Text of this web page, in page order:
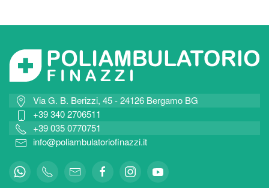
Via G. B. Berizzi, 45 - 24126 Bergamo BG
+39 340 2706511
+39 035 0770751
info@poliambulatoriofinazzi.it